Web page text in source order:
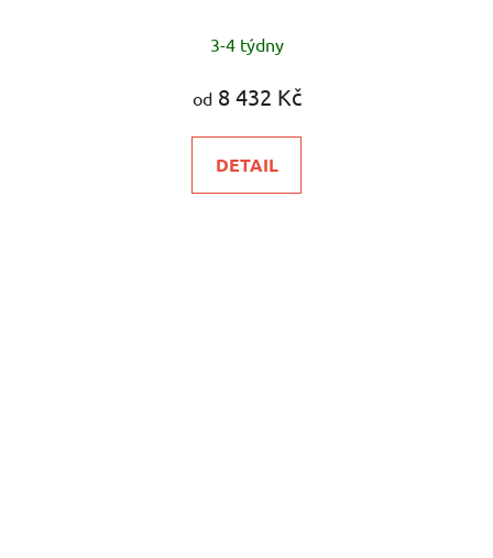
3-4 týdny
od8 432 Kč
DETAIL